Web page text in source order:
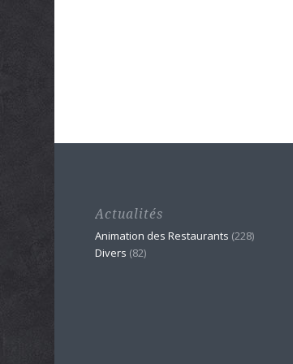
Actualités
Animation des Restaurants (228)
Divers (82)